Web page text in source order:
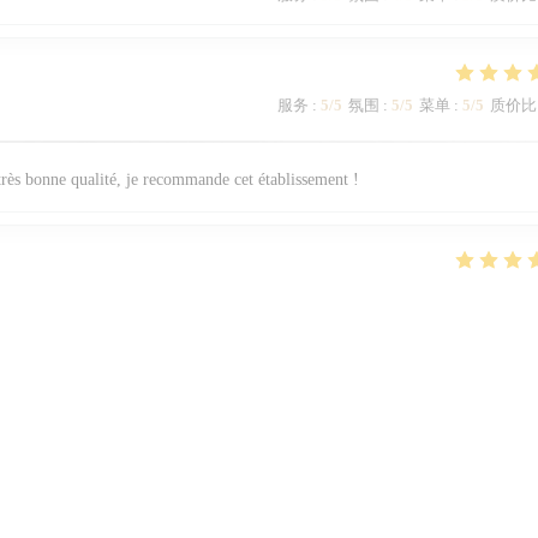
服务 : 5/5 氛围 : 5/5 菜单 : 5/5 质价比
bonne qualité, je recommande cet établissement !